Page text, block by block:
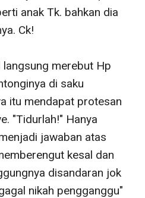
anak Tk. bahkan dia
Ck!
merebut Hp
di saku
itu mendapat protesan
"Tidurlah!" Hanya
jawaban atas
kesal dan
disandaran jok
nikah pengganggu"